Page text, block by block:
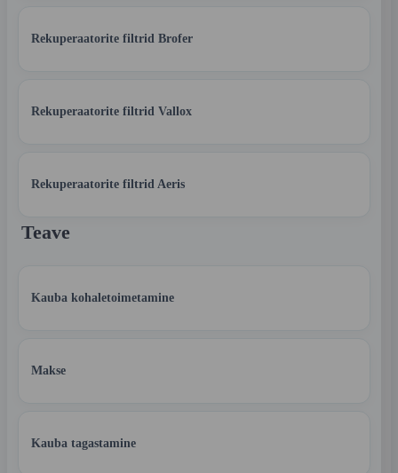
Rekuperaatorite filtrid Brofer
Rekuperaatorite filtrid Vallox
Rekuperaatorite filtrid Aeris
Teave
Kauba kohaletoimetamine
Makse
Kauba tagastamine